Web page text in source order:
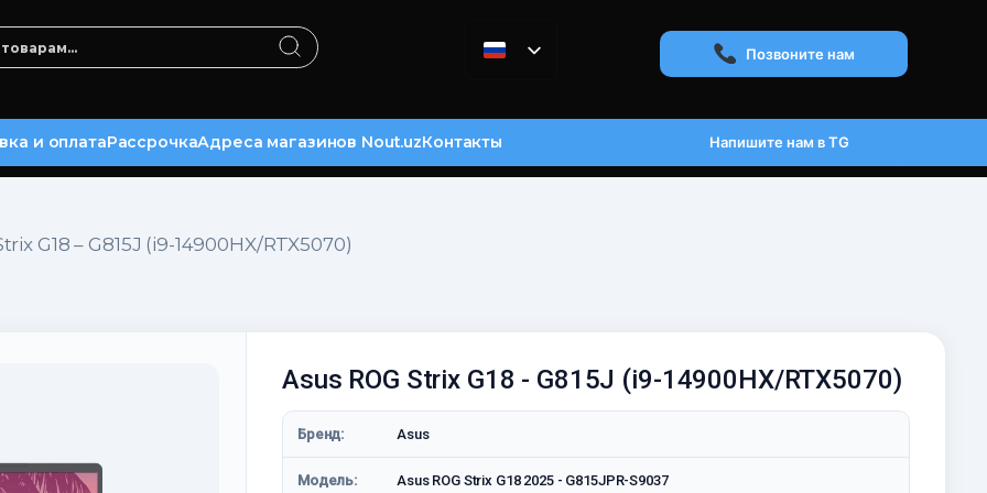
Позвоните нам
и оплатаРассрочкаАдреса магазинов Nout.uzКонтакты Напишите нам в TG
G18 – G815J (i9-14900HX/RTX5070)
Asus ROG Strix G18 - G815J (i9-14900HX/RTX5070)
Бренд: Asus
Модель: Asus ROG Strix G18 2025 - G815JPR-S9037